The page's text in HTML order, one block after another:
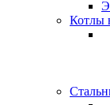
Котлы